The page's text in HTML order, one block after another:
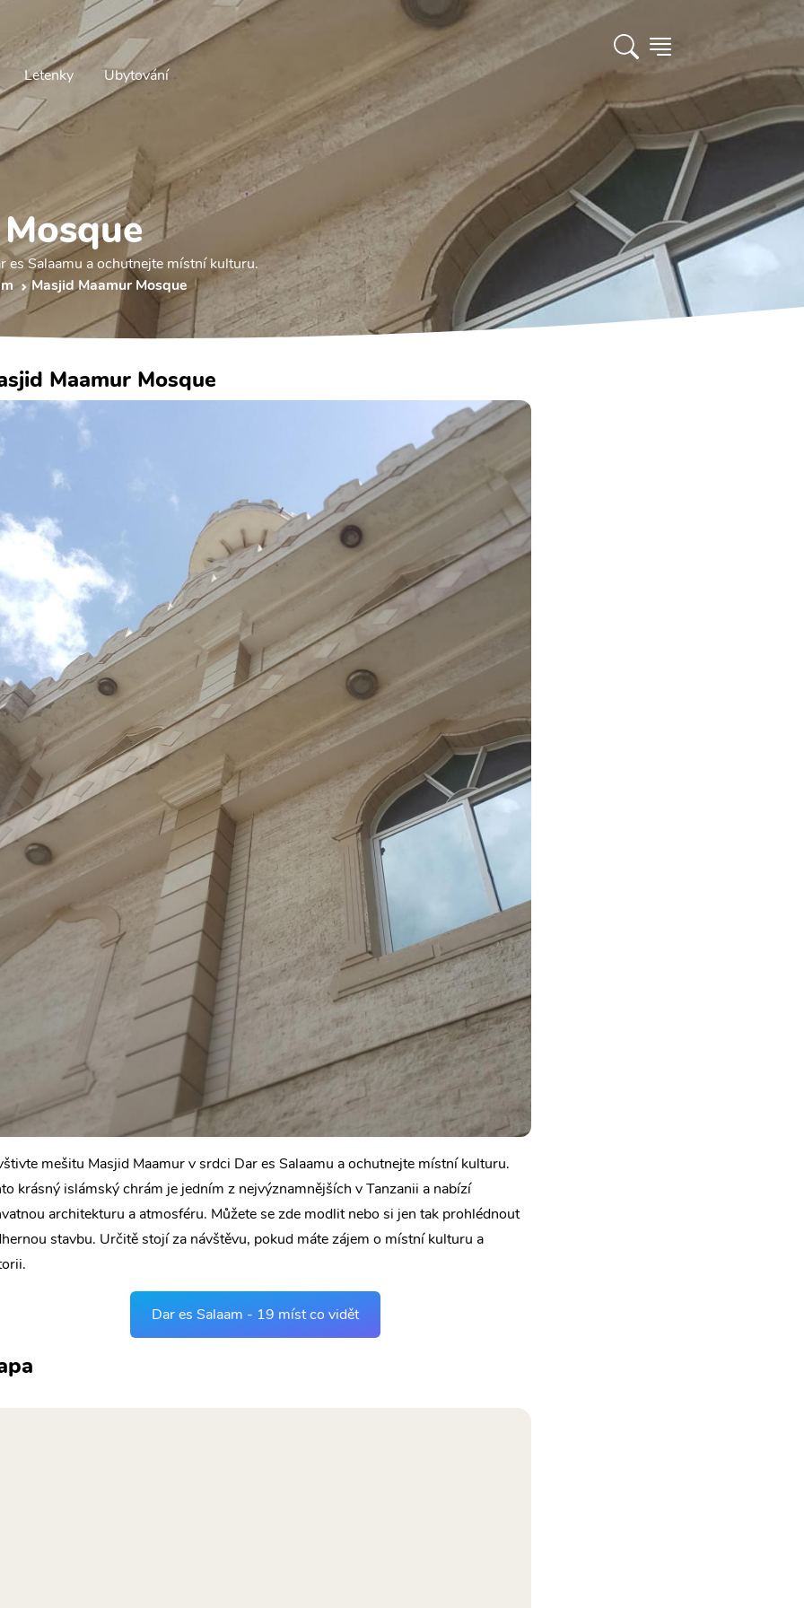
Letenky Ubytování
Salaamu a ochutnejte místní kulturu.
Masjid Maamur Mosque
Maamur Mosque
mešitu Masjid Maamur v srdci Dar es Salaamu a ochutnejte místní kulturu.
krásný islámský chrám je jedním z nejvýznamnějších v Tanzanii a nabízí
architekturu a atmosféru. Můžete se zde modlit nebo si jen tak prohlédnout
stavbu. Určitě stojí za návštěvu, pokud máte zájem o místní kulturu a
Dar es Salaam - 19 míst co vidět